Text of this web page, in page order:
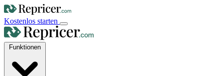
Kostenlos starten